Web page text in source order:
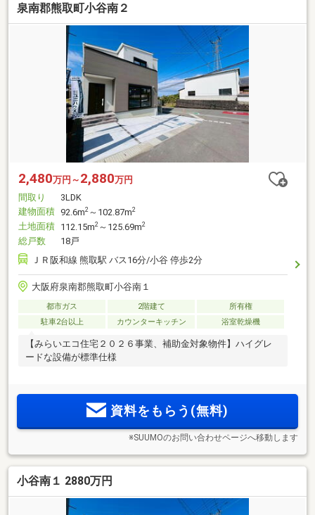
泉南郡熊取町小谷南２
2,480万円～ 2,880万円
間取り
3LDK
建物面積 92.6m2 ～102.87m2
土地面積 112.15m2 ～125.69m2
総戸数
18戸
ＪＲ阪和線 熊取駅 バス16分/小谷 停歩2分
大阪府泉南郡熊取町小谷南１
都市ガス 2階建て
所有権
駐車2台以上
カウンターキッチン 浴室乾燥機
【みらいエコ住宅２０２６事業、補助金対象物件】ハイグレ
ードな設備が標準仕様
資料をもらう(無料)
※SUUMOのお問い合わせページへ移動します
小谷南１ 2880万円